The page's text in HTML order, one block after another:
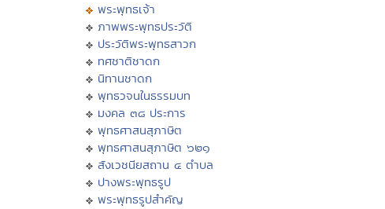
พระพุทธเจ้า
ภาพพระพุทธประวัติ
ประวัติพระพุทธสาวก
ทศชาติชาดก
นิทานชาดก
พุทธวจนในธรรมบท
มงคล ๓๘ ประการ
พุทธศาสนสุภาษิต
พุทธศาสนสุภาษิต ๖๒๑
สังเวชนียสถาน ๔ ตำบล
ปางพระพุทธรูป
พระพุทธรูปสำคัญ